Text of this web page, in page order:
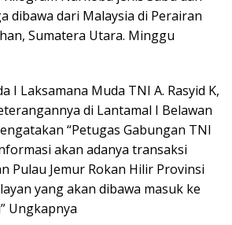
dibawa dari Malaysia di Perairan
Sumatera Utara. Minggu
I Laksamana Muda TNI A. Rasyid K,
di Lantamal I Belawan
“Petugas Gabungan TNI
akan adanya transaksi
Pulau Jemur Rokan Hilir Provinsi
yang akan dibawa masuk ke
Ungkapnya